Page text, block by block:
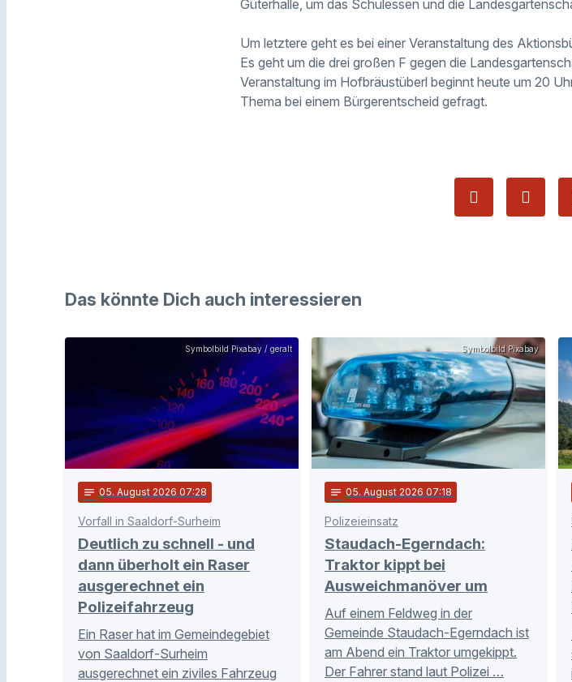
Güterhalle, um das Schulessen und die
Um letztere geht es bei einer Veranstaltung des
Es geht um die drei großen F gegen die
Veranstaltung im Hofbräustüberl beginnt heute um 20
Thema bei einem Bürgerentscheid gefragt.
Das könnte Dich auch interessieren
Symbolbild Pixabay / geralt
notes 05. August 2026 07:28
Vorfall in Saaldorf-Surheim
Deutlich zu schnell - und
dann überholt ein Raser
ausgerechnet ein
Polizeifahrzeug
Ein Raser hat im Gemeindegebiet
von Saaldorf-Surheim
ausgerechnet ein ziviles Fahrzeug
Symbolbild Pixabay
notes 05. August 2026 07:18
Polizeieinsatz
Staudach-Egerndach:
Traktor kippt bei
Ausweichmanöver um
Auf einem Feldweg in der
Gemeinde Staudach-Egerndach ist
am Abend ein Traktor umgekippt.
Der Fahrer stand laut Polizei …